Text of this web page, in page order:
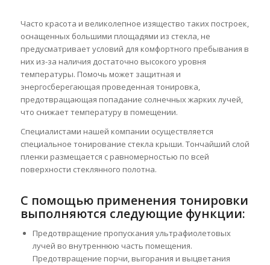
Часто красота и великолепное изящество таких построек,
оснащенных большими площадями из стекла, не
предусматривает условий для комфортного пребывания в
них из-за наличия достаточно высокого уровня
температуры. Помочь может защитная и
энергосберегающая проведенная тонировка,
предотвращающая попадание солнечных жарких лучей,
что снижает температуру в помещении.
Специалистами нашей компании осуществляется
специальное тонирование стекла крыши. Тончайший слой
пленки размещается с равномерностью по всей
поверхности стеклянного полотна.
С помощью применения тонировки
выполняются следующие функции:
Предотвращение пропускания ультрафиолетовых
лучей во внутреннюю часть помещения.
Предотвращение порчи, выгорания и выцветания